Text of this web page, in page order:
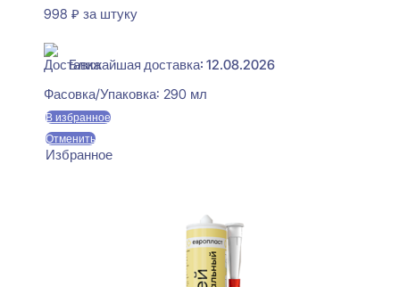
998 ₽ за штуку
Ближайшая доставка: 12.08.2026
Фасовка/Упаковка: 290 мл
В избранное
Отменить
Избранное